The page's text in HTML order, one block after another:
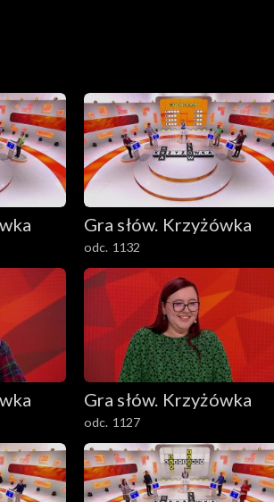
Gra słów. Krzyżówka
odc. 1132
Gra słów. Krzyżówka
odc. 1127